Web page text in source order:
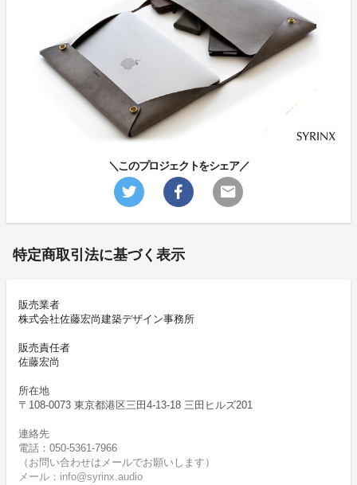
＼このプロジェクトをシェア／
特定商取引法に基づく表示
販売業者
株式会社佐藤宏尚建築デザイン事務所
販売責任者
佐藤宏尚
所在地
〒108-0073 東京都港区三田4-13-18 三田ヒルズ201
連絡先
電話：050-5361-7966
（お問い合わせはメールでお願いします）
メール：info@syrinx.audio